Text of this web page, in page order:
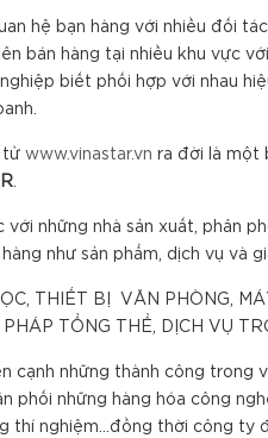
hệ bạn hàng với nhiều đối
bán hàng tại nhiều khu vực
biết phối hợp với nhau
tử www.vinastar.vn ra đời là một
những nhà sản xuất, phân
như sản phẩm, dịch vụ và
THIẾT BỊ VĂN PHÒNG,
TỔNG THỂ, DỊCH VỤ
cạnh những thành công trong
phối những hàng hóa công
thí nghiệm...đồng thời công ty